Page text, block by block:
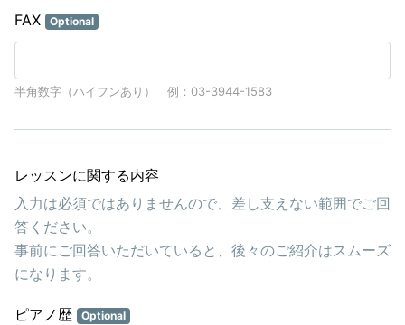
FAX Optional
半角数字（ハイフンあり） 例：03-3944-1583
レッスンに関する内容
入力は必須ではありませんので、差し支えない範囲でご回
答ください。
事前にご回答いただいていると、後々のご紹介はスムーズ
になります。
ピアノ歴 Optional